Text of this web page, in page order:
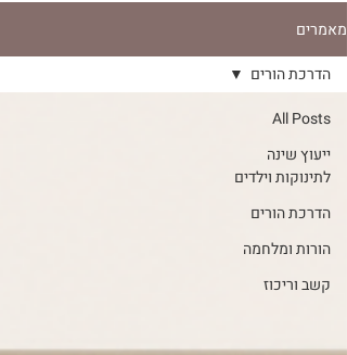
מאמרים
All Posts
ייעוץ שינה
לתינוקות וילדים
הדרכת הורים
הורות ומלחמה
קשב וריכוז
הדרכת הורים